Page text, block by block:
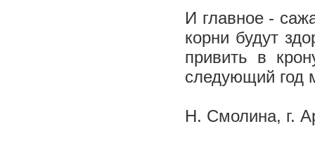
И главное -
корни будут
привить в
следующий год
Н. Смолина, г.